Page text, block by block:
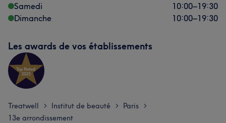
Samedi
10:00–19:30
Dimanche
10:00–19:30
Les awards de vos établissements
Treatwell > Institut de beauté > Paris >
13e arrondissement